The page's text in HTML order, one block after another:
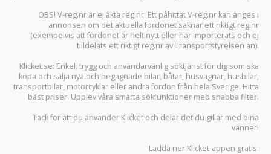
OBS! V-reg.nr är ej äkta reg.nr. Ett påhittat V-reg.nr kan anges i
annonsen om det aktuella fordonet saknar ett riktigt reg.nr
(exempelvis att fordonet är helt nytt eller har importerats och ej
tilldelats ett riktigt reg.nr av Transportstyrelsen än).
Klicket.se: Enkel, trygg och användarvänlig söktjänst för dig som ska
köpa och sälja nya och begagnade bilar, båtar, husvagnar, husbilar,
transportbilar, motorcyklar eller andra fordon från hela Sverige. Hitta
bäst priser. Upplev våra smarta sökfunktioner med snabba filter.
Tack för att du använder Klicket och delar det du gillar med dina
vänner!
Ladda ner Klicket-appen gratis: